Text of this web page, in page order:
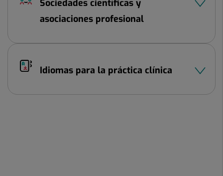
Sociedades científicas y
asociaciones profesional
Idiomas para la práctica clínica